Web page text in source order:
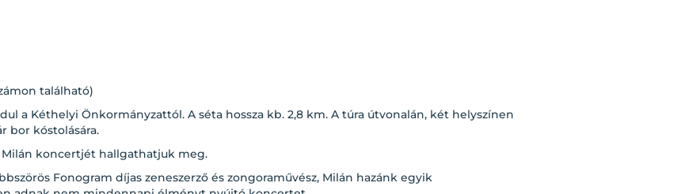
található)
a Kéthelyi Önkormányzattól. A séta hossza kb. 2,8 km. A túra útvonalán, két helyszínen
bor kóstolására.
Milán koncertjét hallgathatjuk meg.
Fonogram díjas zeneszerző és zongoraművész, Milán hazánk egyik